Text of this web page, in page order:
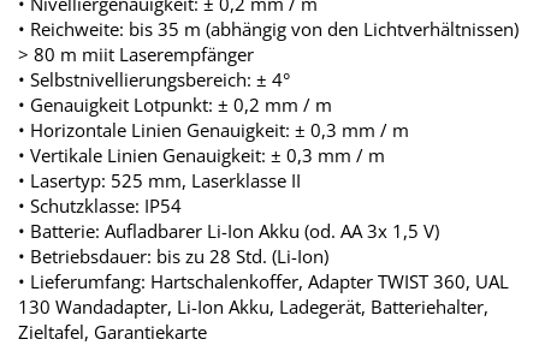
• Reichweite: bis 35 m (abhängig von den Lichtverhältnissen)
> 80 m miit Laserempfänger
• Selbstnivellierungsbereich: ± 4°
• Genauigkeit Lotpunkt: ± 0,2 mm / m
• Horizontale Linien Genauigkeit: ± 0,3 mm / m
• Vertikale Linien Genauigkeit: ± 0,3 mm / m
• Lasertyp: 525 mm, Laserklasse II
• Schutzklasse: IP54
• Batterie: Aufladbarer Li-Ion Akku (od. AA 3x 1,5 V)
• Betriebsdauer: bis zu 28 Std. (Li-Ion)
• Lieferumfang: Hartschalenkoffer, Adapter TWIST 360, UAL
130 Wandadapter, Li-Ion Akku, Ladegerät, Batteriehalter,
Zieltafel, Garantiekarte